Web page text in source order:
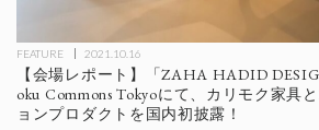
FEATURE 2021.10.16
【会場レポート】「ZAHA HADID
oku Commons Tokyoにて、カリモク家具
ョンプロダクトを国内初披露！